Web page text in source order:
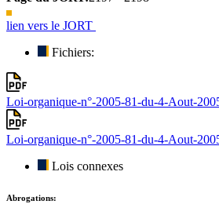
lien vers le JORT
Fichiers:
Loi-organique-n°-2005-81-du-4-Aout-
Loi-organique-n°-2005-81-du-4-Aout-
Lois connexes
Abrogations: